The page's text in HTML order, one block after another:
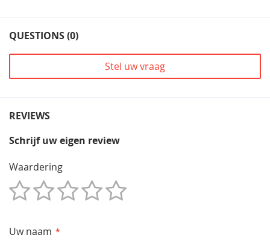
QUESTIONS (0)
Stel uw vraag
REVIEWS
Schrijf uw eigen review
Waardering
Uw naam